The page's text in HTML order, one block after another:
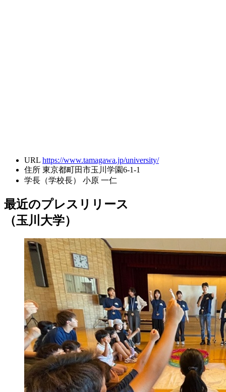
URL https://www.tamagawa.jp/university/
住所 東京都町田市玉川学園6-1-1
学長（学校長）
小原 一仁
最近のプレスリリース
（玉川大学）